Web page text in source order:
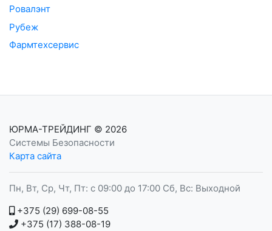
Ровалэнт
Рубеж
Фармтехсервис
ЮРМА-ТРЕЙДИНГ © 2026
Системы Безопасности
Карта сайта
Пн, Вт, Ср, Чт, Пт: с 09:00 до 17:00 Сб, Вс: Выходной
+375 (29) 699-08-55
+375 (17) 388-08-19